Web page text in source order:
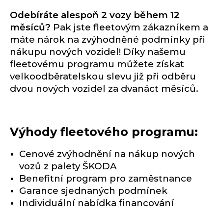
Odebíráte alespoň 2 vozy během 12
měsíců? Pak jste fleetovým zákazníkem a
máte nárok na zvýhodněné podmínky při
nákupu nových vozidel! Díky našemu
fleetovému programu můžete získat
velkoodběratelskou slevu již při odběru
dvou nových vozidel za dvanáct měsíců.
Výhody fleetového programu:
Cenové zvýhodnění na nákup nových
vozů z palety ŠKODA
Benefitní program pro zaměstnance
Garance sjednaných podmínek
Individuální nabídka financování